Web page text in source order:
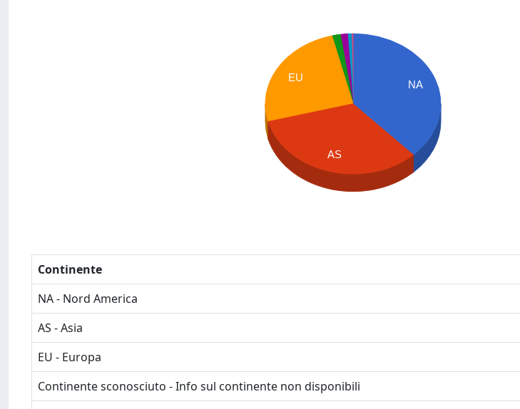
NA
EU
AS
Continente
NA - Nord America
AS - Asia
EU - Europa
Continente sconosciuto - Info sul continente non disponibili